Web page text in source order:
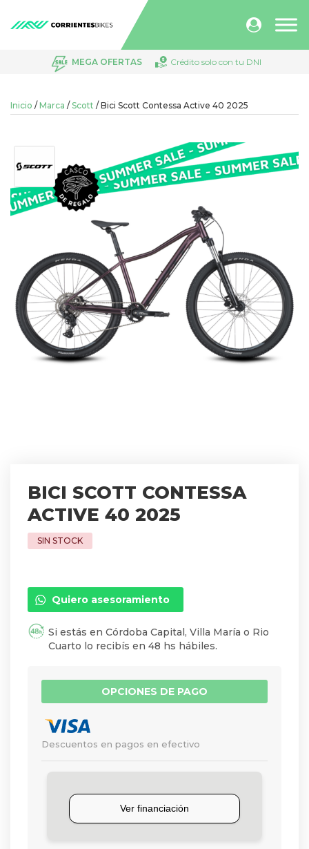
Búsqueda
MEGA OFERTAS Crédito solo con tu DNI
Inicio / Marca / Scott / Bici Scott Contessa Active 40 2025
BICI SCOTT CONTESSA
ACTIVE 40 2025
OPCIONES DE PAGO
Descuentos en pagos en efectivo
Quiero asesoramiento
Si estás en Córdoba Capital, Villa María o Rio
Cuarto lo recibís en 48 hs hábiles.